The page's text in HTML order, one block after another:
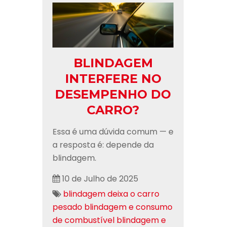
BLINDAGEM
INTERFERE NO
DESEMPENHO DO
CARRO?
Essa é uma dúvida comum — e
a resposta é: depende da
blindagem.
10 de Julho de 2025
blindagem deixa o carro
pesado blindagem e consumo
de combustível blindagem e